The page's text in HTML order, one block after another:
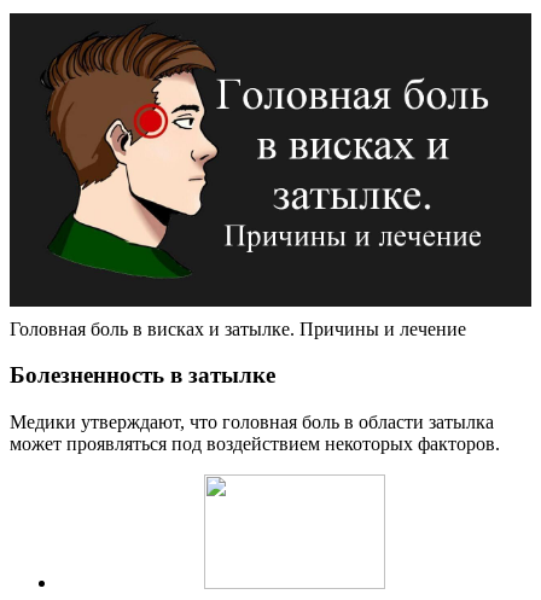
Головная боль в висках и затылке. Причины и лечение
Болезненность в затылке
Медики утверждают, что головная боль в области затылка
может проявляться под воздействием некоторых факторов.